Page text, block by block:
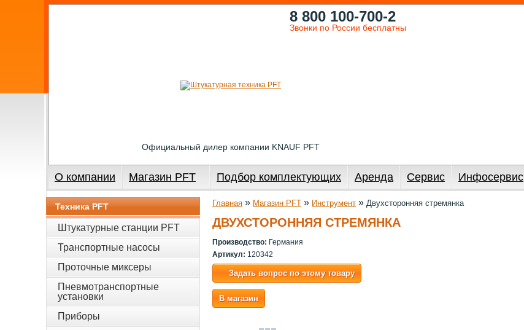
Официальный дилер компании KNAUF PFT
8 800 100-700-2
Звонки по России бесплатны
О компании Магазин PFT Подбор комплектующих Аренда Сервис Инфосервис
Главная » Магазин PFT » Инструмент » Двухсторонняя стремянка
ДВУХСТОРОННЯЯ СТРЕМЯНКА
Производство: Германия
Артикул: 120342
Задать вопрос по этому товару
В магазин
Техника PFT
Штукатурные станции PFT
Транспортные насосы
Проточные миксеры
Пневмотранспортные
установки
Приборы